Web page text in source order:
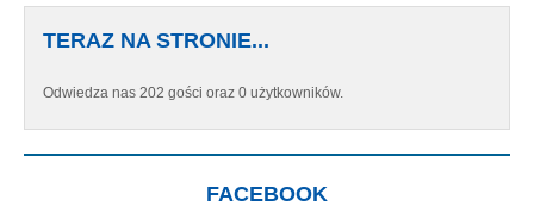
TERAZ NA STRONIE...
Odwiedza nas 202 gości oraz 0 użytkowników.
FACEBOOK